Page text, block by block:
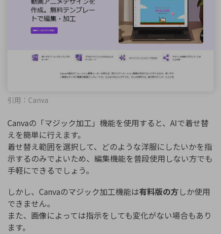
引用：Canva
Canvaの「マジック加工」機能を使用すると、AIで着せ替
えを簡単に行えます。
着せ替え範囲を選択して、どのような洋服にしたいかを指
示するのみでよいため、編集機能を普段使用しない方でも
手軽にできるでしょう。
しかし、Canvaのマジック加工機能は有料版の方しか使用
できません。
また、画像によっては指示をしても変化がない場合もあり
ます。